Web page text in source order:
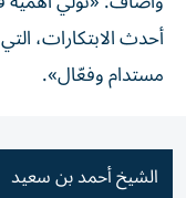
أحدث الابتكارات،
مستدام وفعّال».
الشيخ أحمد بن سعيد